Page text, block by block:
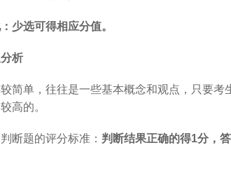
少选可得相应分值。
析
简单，往往是一些基本概念和观点，只要
高的。
断题的评分标准： 判断结果正确的得1分，